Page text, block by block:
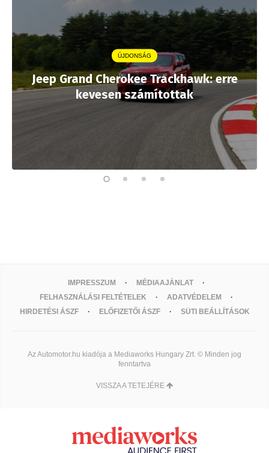
ÚJDONSÁG
Jeep Grand Cherokee Trackhawk: erre
kevesen számítottak
IMPRESSZUM
MÉDIAAJÁNLAT
FELHASZNÁLÁSI FELTÉTELEK
ADATVÉDELEM
HIRDETÉSI ÁSZF
ELŐFIZETŐI ÁSZF SÜTI BEÁLLÍTÁSOK
Az Automotor.hu kiadója a Mediaworks Hungary Zrt. © Minden jog
fenntartva
VISSZA A TETEJÉRE